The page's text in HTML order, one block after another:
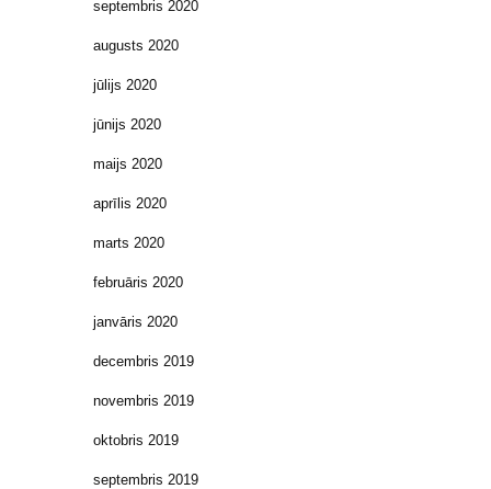
septembris 2020
augusts 2020
jūlijs 2020
jūnijs 2020
maijs 2020
aprīlis 2020
marts 2020
februāris 2020
janvāris 2020
decembris 2019
novembris 2019
oktobris 2019
septembris 2019